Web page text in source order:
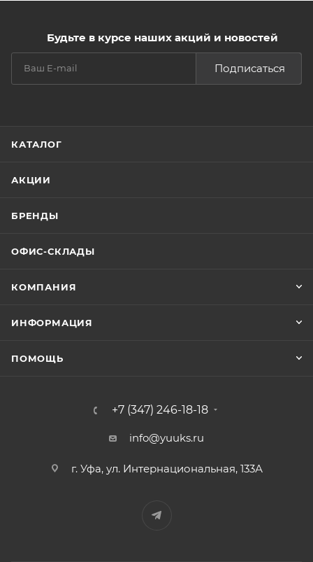
Будьте в курсе наших акций и новостей
Подписаться
КАТАЛОГ
АКЦИИ
БРЕНДЫ
ОФИС-СКЛАДЫ
КОМПАНИЯ
ИНФОРМАЦИЯ
ПОМОЩЬ
+7 (347) 246-18-18
info@yuuks.ru
г. Уфа, ул. Интернациональная, 133А